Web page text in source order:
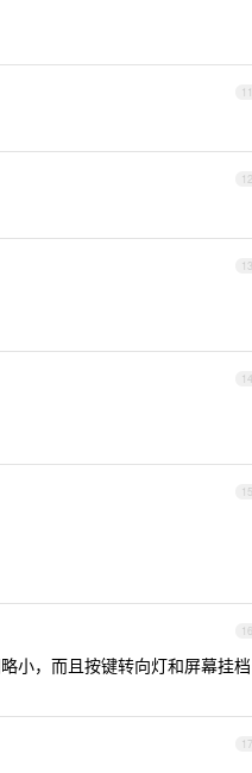
11
12
13
14
15
16
小，而且按键转向灯和屏幕挂档
17